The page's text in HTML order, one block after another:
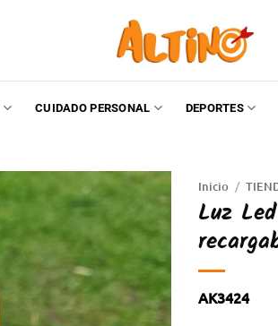
CUIDADO PERSONAL DEPORTES
Inicio /
Luz
AK3424